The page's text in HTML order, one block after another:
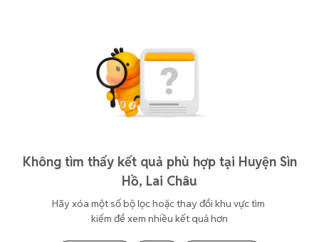
Không tìm thấy kết quả phù hợp tại Huyện Sìn
Hồ, Lai Châu
Hãy xóa một số bộ lọc hoặc thay đổi khu vực tìm
kiếm để xem nhiều kết quả hơn